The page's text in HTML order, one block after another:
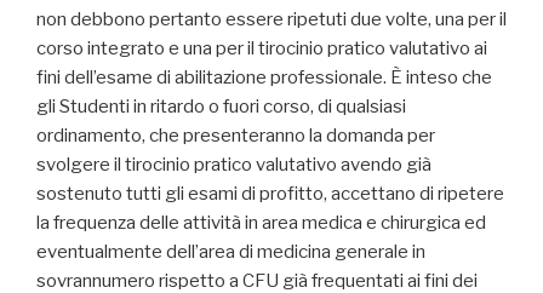
non debbono pertanto essere ripetuti due volte, una per il
corso integrato e una per il tirocinio pratico valutativo ai
fini dell’esame di abilitazione professionale. È inteso che
gli Studenti in ritardo o fuori corso, di qualsiasi
ordinamento, che presenteranno la domanda per
svolgere il tirocinio pratico valutativo avendo già
sostenuto tutti gli esami di profitto, accettano di ripetere
la frequenza delle attività in area medica e chirurgica ed
eventualmente dell’area di medicina generale in
sovrannumero rispetto a CFU già frequentati ai fini dei